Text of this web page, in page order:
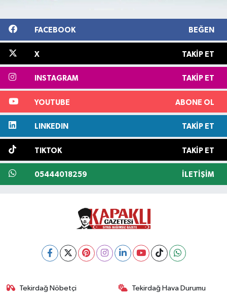
FACEBOOK BEĞEN
X TAKIP ET
INSTAGRAM TAKIP ET
YOUTUBE ABONE OL
LINKEDIN TAKIP ET
TIKTOK TAKIP ET
05444018259 İLETIŞIM
Tekirdağ Nöbetçi
Tekirdağ Hava Durumu